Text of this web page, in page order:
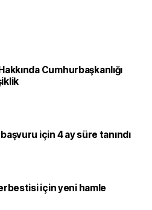
Cumhurbaşkanlığı
için 4 ay süre tanındı
için yeni hamle